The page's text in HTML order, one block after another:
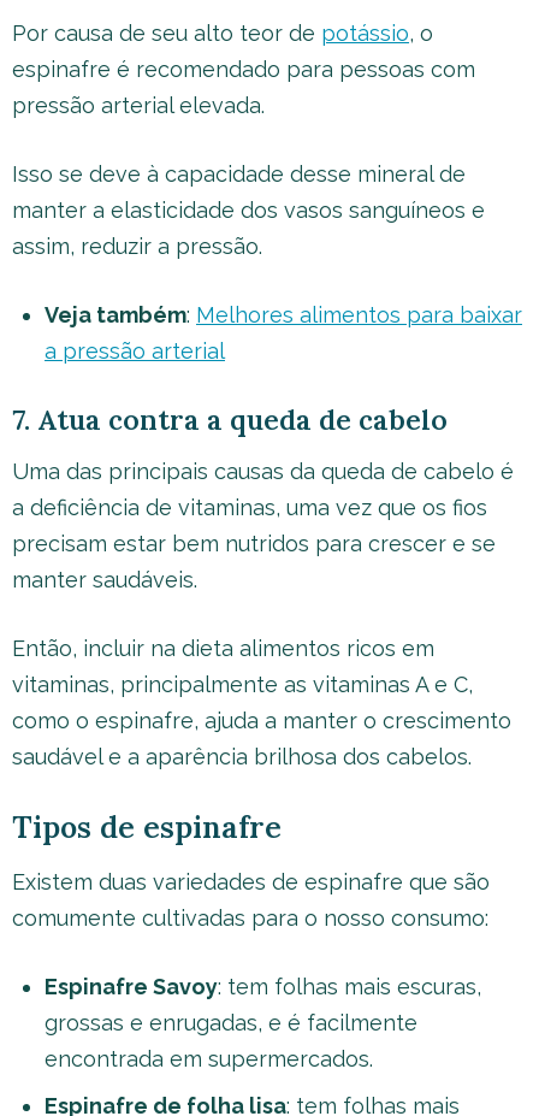
Por causa de seu alto teor de potássio, o
espinafre é recomendado para pessoas com
pressão arterial elevada.
Isso se deve à capacidade desse mineral de
manter a elasticidade dos vasos sanguíneos e
assim, reduzir a pressão.
Veja também: Melhores alimentos para baixar
a pressão arterial
7. Atua contra a queda de cabelo
Uma das principais causas da queda de cabelo é
a deficiência de vitaminas, uma vez que os fios
precisam estar bem nutridos para crescer e se
manter saudáveis.
Então, incluir na dieta alimentos ricos em
vitaminas, principalmente as vitaminas A e C,
como o espinafre, ajuda a manter o crescimento
saudável e a aparência brilhosa dos cabelos.
Tipos de espinafre
Existem duas variedades de espinafre que são
comumente cultivadas para o nosso consumo:
Espinafre Savoy: tem folhas mais escuras,
grossas e enrugadas, e é facilmente
encontrada em supermercados.
Espinafre de folha lisa: tem folhas mais